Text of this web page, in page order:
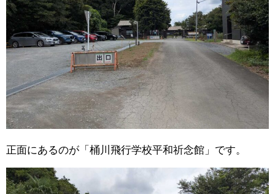
正面にあるのが「桶川飛行学校平和祈念館」です。